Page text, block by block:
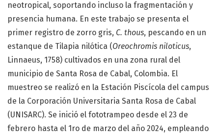
neotropical, soportando incluso la fragmentación y
presencia humana. En este trabajo se presenta el
primer registro de zorro gris, C. thous, pescando en un
estanque de Tilapia nilótica (Oreochromis niloticus,
Linnaeus, 1758) cultivados en una zona rural del
municipio de Santa Rosa de Cabal, Colombia. El
muestreo se realizó en la Estación Piscícola del campus
de la Corporación Universitaria Santa Rosa de Cabal
(UNISARC). Se inició el fototrampeo desde el 23 de
febrero hasta el 1ro de marzo del año 2024, empleando